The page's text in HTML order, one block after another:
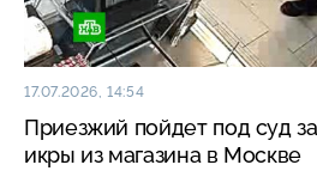
17.07.2026, 14:54
Приезжий пойдет под суд
икры из магазина в Москве